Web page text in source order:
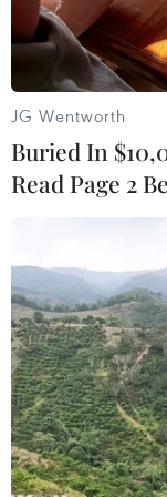
Bà Trương Thị
Đảng, Trưởng
Quan tâm đến
tham gia Hiệp
JG Wentworth
Buried In
Read Page 2